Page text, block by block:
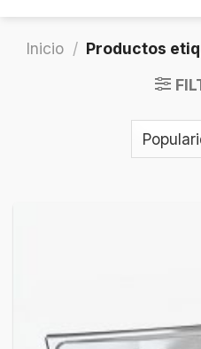
Inicio / Productos